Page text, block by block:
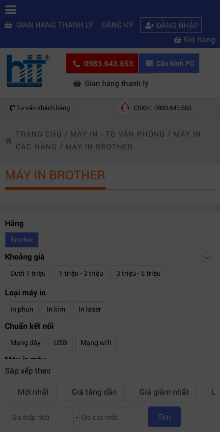
GIAN HÀNG THANH LÝ ĐĂNG KÝ ĐĂNG NHẬP
Giỏ hàng
0983.643.653 Cấu hình PC
Gian hàng thanh lý
Tư vấn khách hàng CSKH: 0983.643.653
TRANG CHỦ / MÁY IN - TB VĂN PHÒNG / MÁY IN
CÁC HÃNG / MÁY IN BROTHER
MÁY IN BROTHER
Hãng
Brother
Khoảng giá
Dưới 1 triệu 1 triệu - 3 triệu
3 triệu - 5 triệu
5 triệu - 8 triệu
Loại máy in
In phun In kim In laser
Chuẩn kết nối
Mạng dây USB Mạng wifi
Máy in màu
In Màu Đen trắng
Chức năng máy in
Sắp xếp theo
Mới nhất Giá tăng dần Giá giảm nhất
- Tìm